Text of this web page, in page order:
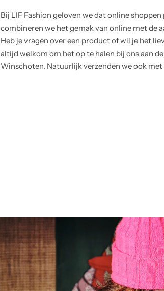
Bij LIF Fashion geloven we dat online
combineren we het gemak van online met de
Heb je vragen over een product of wil je het
altijd welkom om het op te halen bij ons aan
Winschoten. Natuurlijk verzenden we ook